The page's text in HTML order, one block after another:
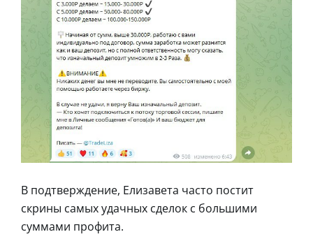
В подтверждение, Елизавета часто постит
скрины самых удачных сделок с большими
суммами профита.